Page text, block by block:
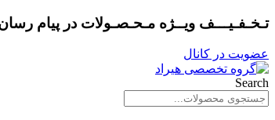
پرش
محتوا
تـخـفـیـــف ویــژه مـحـصـولات در پیام رسان
عضویت در کانال
Search